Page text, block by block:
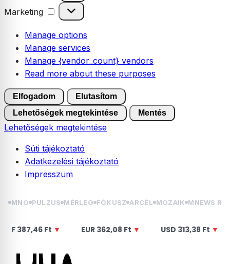
Marketing Marketing
Manage options
Manage services
Manage {vendor_count} vendors
Read more about these purposes
Elfogadom
Elutasítom
Lehetőségek megtekintése
Mentés
Lehetőségek megtekintése
Süti tájékoztató
Adatkezelési tájékoztató
Impresszum
MNO PULZUS MÉRLEG FÓKUSZ ARCÉL MOZAIK MNEWS
Ft ▼ EUR 362,08 Ft ▼ USD 313,38 Ft▼ GBP